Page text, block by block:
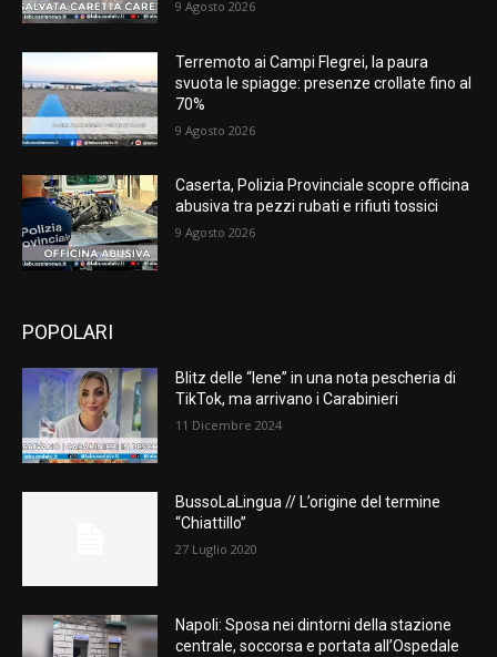
9 Agosto 2026
Terremoto ai Campi Flegrei, la paura
svuota le spiagge: presenze crollate fino al
70%
9 Agosto 2026
Caserta, Polizia Provinciale scopre officina
abusiva tra pezzi rubati e rifiuti tossici
9 Agosto 2026
POPOLARI
Blitz delle “Iene” in una nota pescheria di
TikTok, ma arrivano i Carabinieri
11 Dicembre 2024
BussoLaLingua // L’origine del termine
“Chiattillo”
27 Luglio 2020
Napoli: Sposa nei dintorni della stazione
centrale, soccorsa e portata all’Ospedale